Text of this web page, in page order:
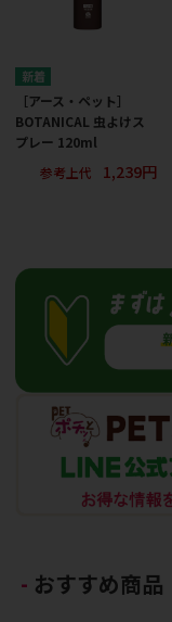
［アース・ペット］
BOTANICAL 虫よけス
プレー 120ml
参考上代
1,239円
おすすめ商品